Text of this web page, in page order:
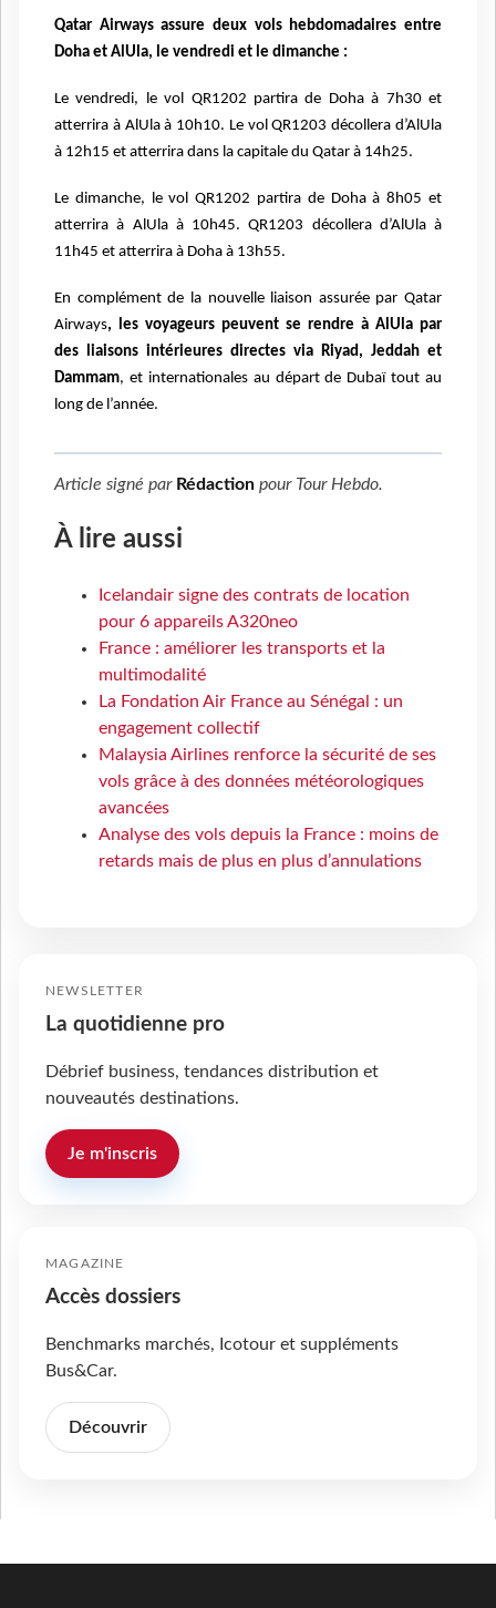
Qatar Airways assure deux vols hebdomadaires entre
Doha et AlUla, le vendredi et le dimanche :
Le vendredi, le vol QR1202 partira de Doha à 7h30 et
atterrira à AlUla à 10h10. Le vol QR1203 décollera d’AlUla
à 12h15 et atterrira dans la capitale du Qatar à 14h25.
Le dimanche, le vol QR1202 partira de Doha à 8h05 et
atterrira à AlUla à 10h45. QR1203 décollera d’AlUla à
11h45 et atterrira à Doha à 13h55.
En complément de la nouvelle liaison assurée par Qatar
Airways, les voyageurs peuvent se rendre à AlUla par
des liaisons intérieures directes via Riyad, Jeddah et
Dammam, et internationales au départ de Dubaï tout au
long de l’année.
Article signé par Rédaction pour Tour Hebdo.
À lire aussi
Icelandair signe des contrats de location
pour 6 appareils A320neo
France : améliorer les transports et la
multimodalité
La Fondation Air France au Sénégal : un
engagement collectif
Malaysia Airlines renforce la sécurité de ses
vols grâce à des données météorologiques
avancées
Analyse des vols depuis la France : moins de
retards mais de plus en plus d’annulations
NEWSLETTER
La quotidienne pro
Débrief business, tendances distribution et
nouveautés destinations.
Je m'inscris
MAGAZINE
Accès dossiers
Benchmarks marchés, Icotour et suppléments
Bus&Car.
Découvrir